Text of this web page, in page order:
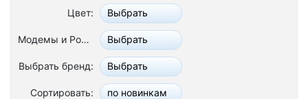
Серверное оборудование
Цвет: Выбрать
Модемы и Роутеры: Выбрать
Выбрать бренд: Выбрать
Сортировать: по новинкам